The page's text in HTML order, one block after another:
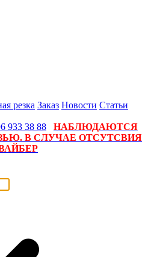
резка Заказ Новости Статьи
933 38 88
НАБЛЮДАЮТСЯ
В СЛУЧАЕ ОТСУТСВИЯ